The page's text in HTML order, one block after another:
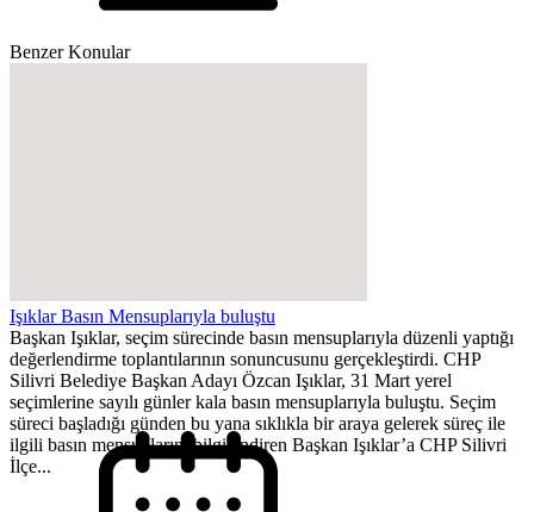
Benzer Konular
Işıklar Basın Mensuplarıyla buluştu
Başkan Işıklar, seçim sürecinde basın mensuplarıyla düzenli yaptığı
değerlendirme toplantılarının sonuncusunu gerçekleştirdi. CHP
Silivri Belediye Başkan Adayı Özcan Işıklar, 31 Mart yerel
seçimlerine sayılı günler kala basın mensuplarıyla buluştu. Seçim
süreci başladığı günden bu yana sıklıkla bir araya gelerek süreç ile
ilgili basın mensuplarını bilgilendiren Başkan Işıklar’a CHP Silivri
İlçe...